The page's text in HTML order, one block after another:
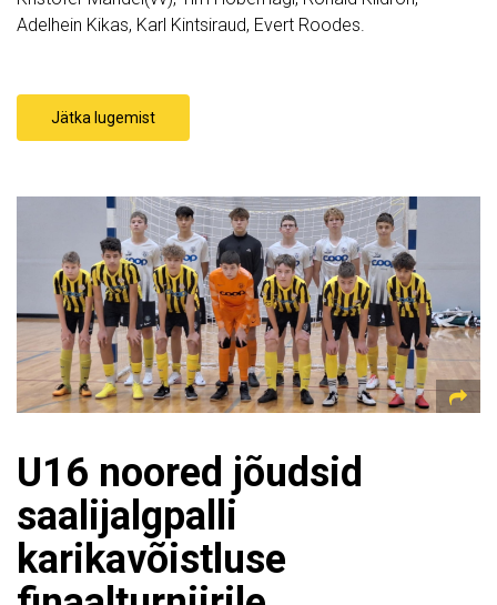
Adelhein Kikas, Karl Kintsiraud, Evert Roodes.
Jätka lugemist
U16 noored jõudsid
saalijalgpalli
karikavõistluse